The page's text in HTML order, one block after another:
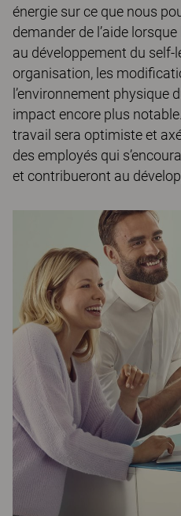
énergie sur ce que nous
demander de l’aide
au développement du
organisation, les
l’environnement physique
impact encore plus
travail sera optimiste et
des employés qui
et contribueront au